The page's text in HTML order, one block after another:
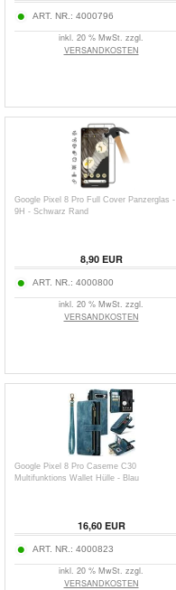
ART. NR.: 4000796
inkl. 20 % MwSt. zzgl.
VERSANDKOSTEN
Google Pixel 8 Pro Full Cover Panzerglas -
9H - Schwarz Rand
8,90EUR
ART. NR.: 4000800
inkl. 20 % MwSt. zzgl.
VERSANDKOSTEN
Google Pixel 8 Pro Caseme C30
Multifunktions Wallet Hülle - Blau
16,60EUR
ART. NR.: 4000823
inkl. 20 % MwSt. zzgl.
VERSANDKOSTEN